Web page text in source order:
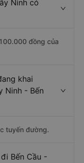
Ninh có
đồng của
khai
Ninh - Bến
tuyến đường.
Bến Cầu -